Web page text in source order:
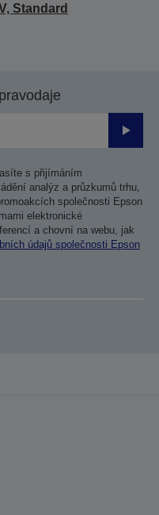
Standard
s přijímáním
analýz a průzkumů trhu,
společnosti Epson
elektronické
a chovní na webu, jak
údajů společnosti Epson